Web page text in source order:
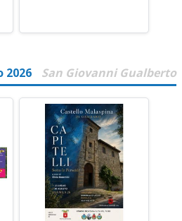
2026 San Giovanni Gualberto